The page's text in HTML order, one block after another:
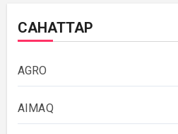
САНАТТАР
AGRO
AIMAQ